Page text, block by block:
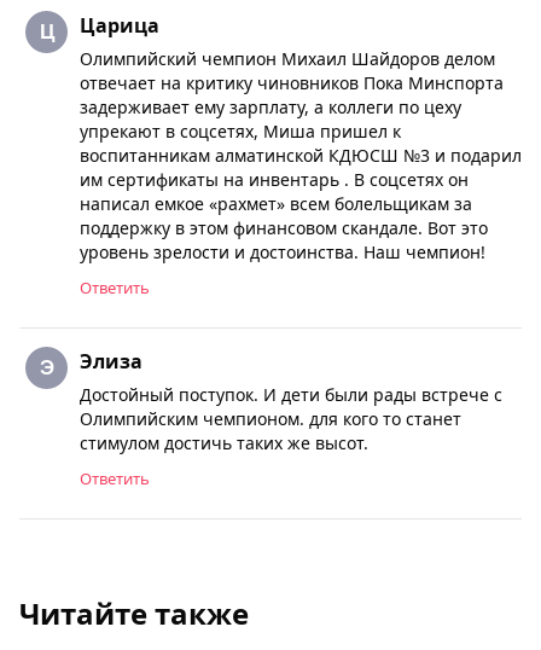
Царица
Олимпийский чемпион Михаил Шайдоров делом
отвечает на критику чиновников Пока Минспорта
задерживает ему зарплату, а коллеги по цеху
упрекают в соцсетях, Миша пришел к
воспитанникам алматинской КДЮСШ №3 и подарил
им сертификаты на инвентарь . В соцсетях он
написал емкое «рахмет» всем болельщикам за
поддержку в этом финансовом скандале. Вот это
уровень зрелости и достоинства. Наш чемпион!
Ответить
Элиза
Достойный поступок. И дети были рады встрече с
Олимпийским чемпионом. для кого то станет
стимулом достичь таких же высот.
Ответить
Читайте также